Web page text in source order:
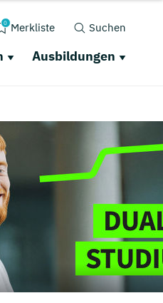
0 Merkliste Suchen
Ausbildungen